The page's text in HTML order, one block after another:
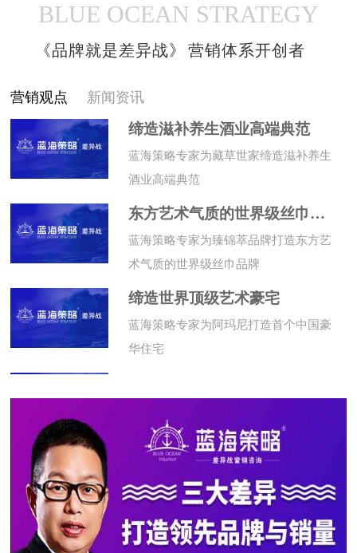
BLUE OCEAN STRATEGY
《品牌就是差异战》 营销体系开创者
营销观点 新闻资讯
缔造滋补养生酒业高端典范
蓝海策略专家为藏草世家缔造滋补养生
酒业高端典范
东方艺术气质的世界级丝巾品牌
蓝海策略专家为臻锦萃品牌打造东方艺
术气质的世界级丝巾品牌
缔造世界顶级艺术豪宅
蓝海策略专家为阿玛尼打造首个中国豪
华住宅
—世界葡萄酒的东方王冠
泰国第一道滋补美食
蓝海策略专家为燕参堂品牌打造泰国第
一道滋补美食